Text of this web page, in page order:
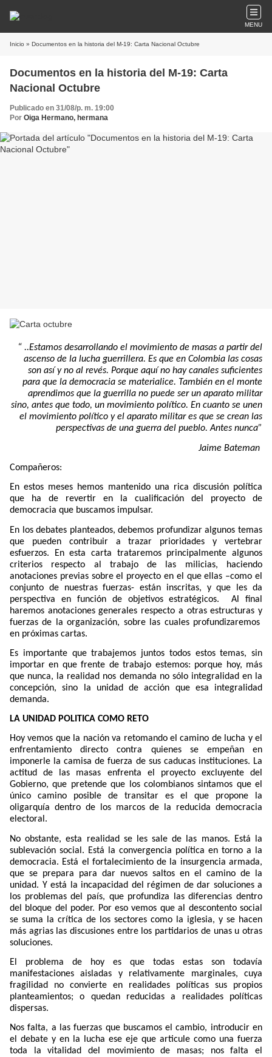
MENU
Inicio » Documentos en la historia del M-19: Carta Nacional Octubre
Documentos en la historia del M-19: Carta
Nacional Octubre
Publicado en 31/08/p. m. 19:00
Por Oiga Hermano, hermana
“ ..Estamos desarrollando el movimiento de masas a partir del
ascenso de la lucha guerrillera. Es que en Colombia las cosas
son así y no al revés. Porque aquí no hay canales suficientes
para que la democracia se materialice. También en el monte
aprendimos que la guerrilla no puede ser un aparato militar
sino, antes que todo, un movimiento político. En cuanto se unen
el movimiento político y el aparato militar es que se crean las
perspectivas de una guerra del pueblo. Antes nunca”
Jaime Bateman
Compañeros:
En estos meses hemos mantenido una rica discusión política
que ha de revertir en la cualificación del proyecto de
democracia que buscamos impulsar.
En los debates planteados, debemos profundizar algunos temas
que pueden contribuir a trazar prioridades y vertebrar
esfuerzos. En esta carta trataremos principalmente algunos
criterios respecto al trabajo de las milicias, haciendo
anotaciones previas sobre el proyecto en el que ellas –como el
conjunto de nuestras fuerzas- están inscritas, y que les da
perspectiva en función de objetivos estratégicos.
Al final
haremos anotaciones generales respecto a otras estructuras y
fuerzas de la organización, sobre las cuales profundizaremos
en próximas cartas.
Es importante que trabajemos juntos todos estos temas, sin
importar en que frente de trabajo estemos: porque hoy, más
que nunca, la realidad nos demanda no sólo integralidad en la
concepción, sino la unidad de acción que esa integralidad
demanda.
LA UNIDAD POLITICA COMO RETO
Hoy vemos que la nación va retomando el camino de lucha y el
enfrentamiento directo contra quienes se empeñan en
imponerle la camisa de fuerza de sus caducas instituciones. La
actitud de las masas enfrenta el proyecto excluyente del
Gobierno, que pretende que los colombianos sintamos que el
único camino posible de transitar es el que propone la
oligarquía dentro de los marcos de la reducida democracia
electoral.
No obstante, esta realidad se les sale de las manos. Está la
sublevación social. Está la convergencia política en torno a la
democracia. Está el fortalecimiento de la insurgencia armada,
que se prepara para dar nuevos saltos en el camino de la
unidad. Y está la incapacidad del régimen de dar soluciones a
los problemas del país, que profundiza las diferencias dentro
del bloque del poder. Por eso vemos que al descontento social
se suma la crítica de los sectores como la iglesia, y se hacen
más agrias las discusiones entre los partidarios de unas u otras
soluciones.
El problema de hoy es que todas estas son todavía
manifestaciones aisladas y relativamente marginales, cuya
fragilidad no convierte en realidades políticas sus propios
planteamientos; o quedan reducidas a realidades políticas
dispersas.
Nos falta, a las fuerzas que buscamos el cambio, introducir en
el debate y en la lucha ese eje que articule como una fuerza
toda la vitalidad del movimiento de masas; nos falta el